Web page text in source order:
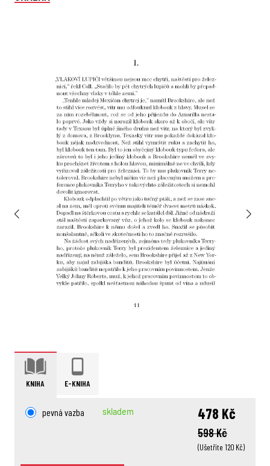
KNIHA E-KNIHA
pevná vazba skladem
598 Kč
(Ušetříte 120 Kč)
478 Kč